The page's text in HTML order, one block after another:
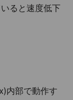
ると速度低下
内部で動作す